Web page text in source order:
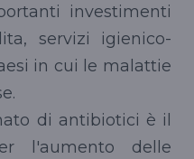
investimenti
servizi igienico-
in cui le malattie
di antibiotici è il
l'aumento delle